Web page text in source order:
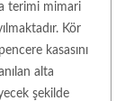
terimi mimari
Kör
kasasını
alta
şekilde